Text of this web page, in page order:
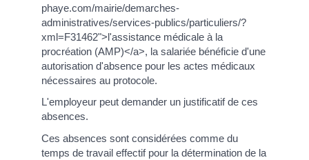
phaye.com/mairie/demarches-
administratives/services-publics/particuliers/?
xml=F31462">l'assistance médicale à la
procréation (AMP)</a>, la salariée bénéficie d'une
autorisation d'absence pour les actes médicaux
nécessaires au protocole.
L'employeur peut demander un justificatif de ces
absences.
Ces absences sont considérées comme du
temps de travail effectif pour la détermination de la